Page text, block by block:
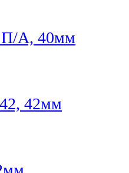
П/А, 40мм
42мм